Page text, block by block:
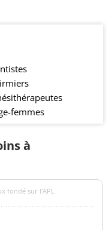
femmes
à
fondé sur l'APL